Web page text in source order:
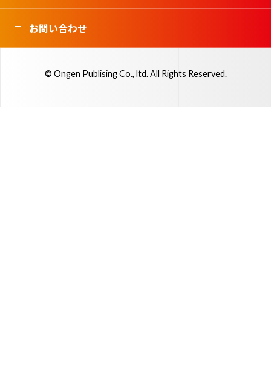
お問い合わせ
© Ongen Publising Co., ltd. All Rights Reserved.